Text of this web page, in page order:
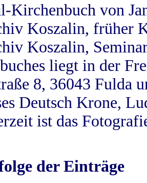
Kirchenbuch von
Koszalin, früher
Koszalin,
liegt in der
8, 36043 Fulda
Deutsch Krone,
ist das
der Einträge